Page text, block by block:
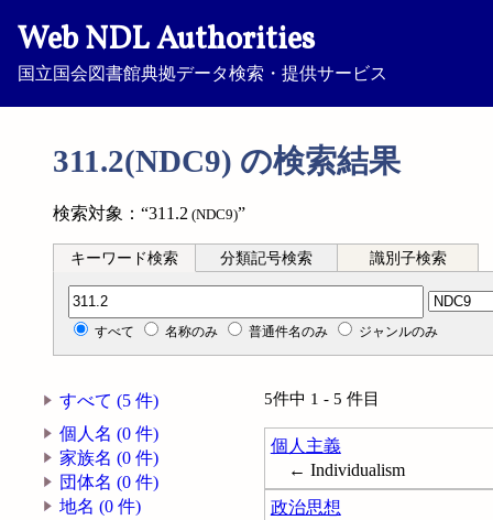
Web NDL Authorities
国立国会図書館典拠データ検索・提供サービス
311.2(NDC9) の検索結果
検索対象：“311.2 (NDC9)”
キーワード検索 分類記号検索 識別子検索
分類記号検索
すべて 名称のみ 普通件名のみ ジャンルのみ
すべて (5 件)
個人名 (0 件)
家族名 (0 件)
団体名 (0 件)
地名 (0 件)
5件中 1 - 5 件目
個人主義
← Individualism
政治思想